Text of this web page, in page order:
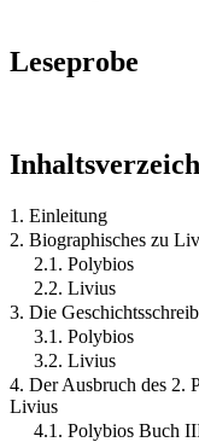
Leseprobe
1. Einleitung
2. Biographisches zu
2.1. Polybios
2.2. Livius
3. Die
3.1. Polybios
3.2. Livius
4. Der Ausbruch des 2.
Livius
4.1. Polybios Buch